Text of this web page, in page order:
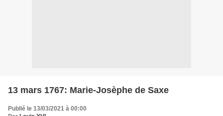
13 mars 1767: Marie-Josèphe de Saxe
Publié le 13/03/2021 à 00:00